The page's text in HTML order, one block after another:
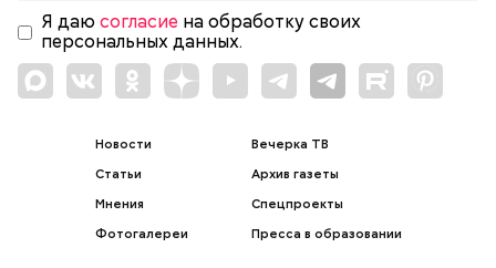
Я даю согласие на обработку своих
персональных данных.
Новости
Статьи
Мнения
Фотогалереи
Вечерка ТВ
Архив газеты
Спецпроекты
Пресса в образовании